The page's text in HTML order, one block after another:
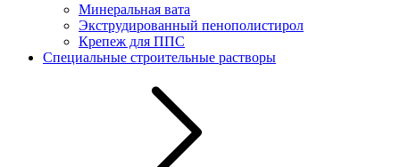
Минеральная вата
Экструдированный пенополистирол
Крепеж для ППС
Специальные строительные растворы